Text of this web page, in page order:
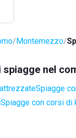
Montemezzo
nel
Spiagge
Spiagge con corsi